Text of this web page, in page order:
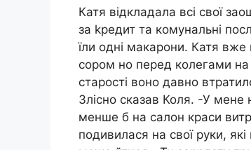
Катя відкладала всі свої
за kредит та комунальні
їли одні макарони. Катя вже
сором но перед колегами на
старості воно давно
Злісно сказав Коля. -У мене
менше б на салон краси
подивилася на свої руки,